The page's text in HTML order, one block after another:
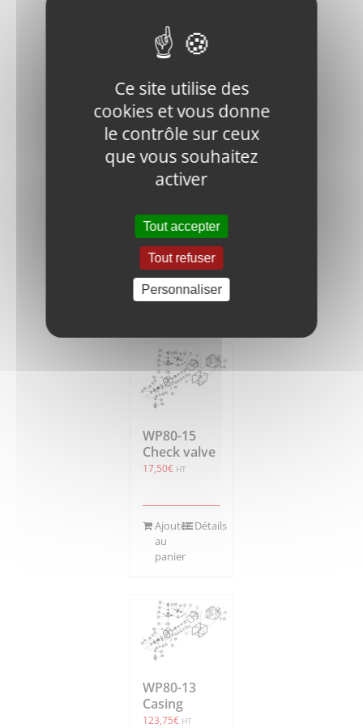
au
panier
WP80-22
4,75€ HT
Ajouter
au
panier
Détails
WP80-15
Check valve
17,50€ HT
Ajouter
au
panier
Détails
WP80-13
Casing
123,75€ HT
Ce site utilise des
cookies et vous donne
le contrôle sur ceux
que vous souhaitez
activer
Tout accepter
Tout refuser
Personnaliser